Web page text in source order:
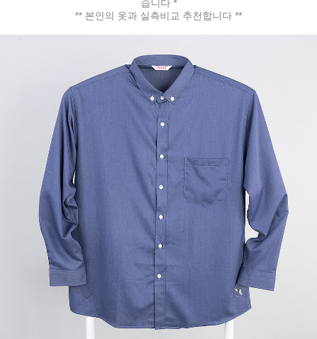
습니다 *
** 본인의 옷과 실측비교 추천합니다 **